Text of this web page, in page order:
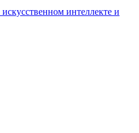
интеллекте и